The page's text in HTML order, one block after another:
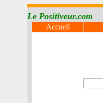
Le Positiveur.com
Accueil